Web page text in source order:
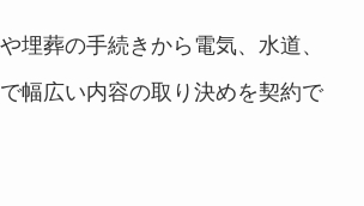
埋葬の手続きから電気、水道、
幅広い内容の取り決めを契約で